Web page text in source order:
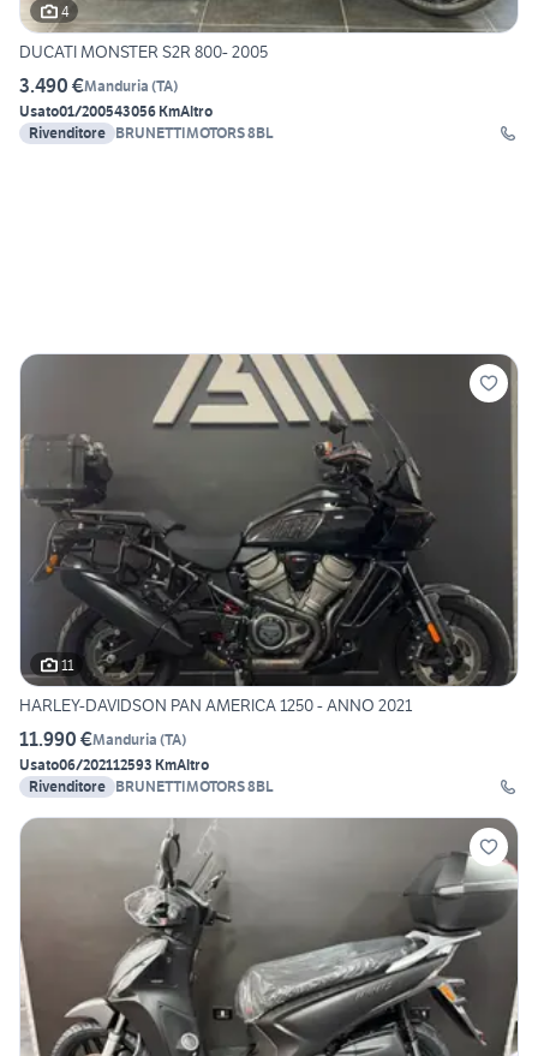
4
DUCATI MONSTER S2R 800- 2005
3.490 €Manduria (TA)
Usato01/200543056 KmAltro
Rivenditore BRUNETTIMOTORS 8BL
11
HARLEY-DAVIDSON PAN AMERICA 1250 - ANNO 2021
11.990 €Manduria (TA)
Usato06/202112593 KmAltro
Rivenditore BRUNETTIMOTORS 8BL